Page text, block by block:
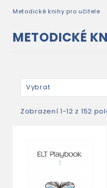
Metodické knihy pro učitele
METODICKÉ
Vybrat
Zobrazení 1-12 z 152